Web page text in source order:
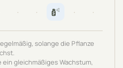
· · · ·
solange die Pflanze
ein gleichmäßiges Wachstum,